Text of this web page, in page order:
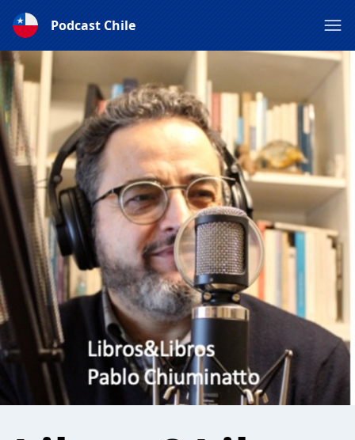
Podcast Chile